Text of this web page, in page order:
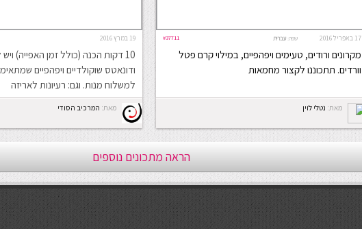
17 באפריל 2016 #37711 שפה: עברית
מקרונים ורודים, טעימים ויפהפיים, במילוי קרם פטל
וורדים. תתכוננו לקצור מחמאות
מאת: נטלי לוין
19 במרץ 2016
10 דקות הכנה (כולל זמן האפייה)
ודונאטס שוקולדיים ויפהפיים
למשלוח מנות. וגם: רעיונות לאריזה
מאת: המרכיב הסודי
הראה מתכונים נוספים